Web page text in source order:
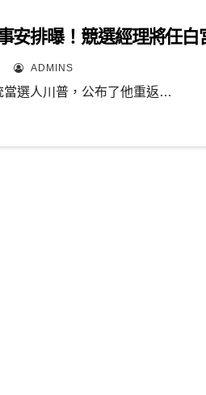
安排曝！競選經理將任
ADMINS
當選人川普，公布了他重返…